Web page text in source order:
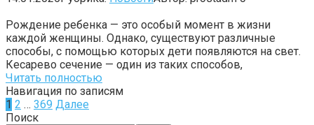
Рождение ребенка — это особый момент в жизни
каждой женщины. Однако, существуют различные
способы, с помощью которых дети появляются на свет.
Кесарево сечение — один из таких способов,
Читать полностью
Навигация по записям
1 2 … 369 Далее
Поиск